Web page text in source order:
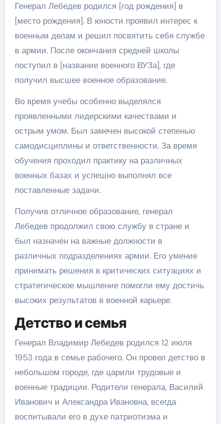
Генерал Лебедев родился [год рождения] в
[место рождения]. В юности проявил интерес к
военным делам и решил посвятить себя службе
в армии. После окончания средней школы
поступил в [название военного ВУЗа], где
получил высшее военное образование.
Во время учебы особенно выделялся
проявленными лидерскими качествами и
острым умом. Был замечен высокой степенью
самодисциплины и ответственности. За время
обучения проходил практику на различных
военных базах и успешно выполнял все
поставленные задачи.
Получив отличное образование, генерал
Лебедев продолжил свою службу в стране и
был назначен на важные должности в
различных подразделениях армии. Его умение
принимать решения в критических ситуациях и
стратегическое мышление помогли ему достичь
высоких результатов в военной карьере.
Детство и семья
Генерал Владимир Лебедев родился 12 июля
1953 года в семье рабочего. Он провел детство в
небольшом городе, где царили трудовые и
военные традиции. Родители генерала, Василий
Иванович и Александра Ивановна, всегда
воспитывали его в духе патриотизма и